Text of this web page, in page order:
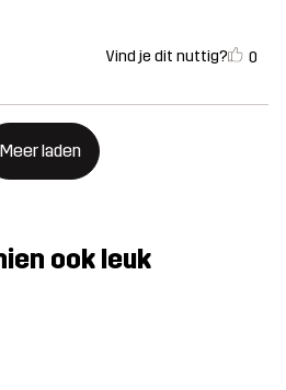
Vind je dit nuttig? 0
Meer laden
ook leuk